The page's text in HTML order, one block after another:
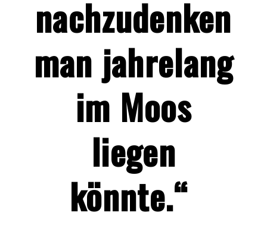
nachzudenken
man jahrelang
im Moos
liegen
könnte.“